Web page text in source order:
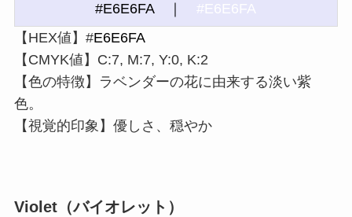
#E6E6FA ｜
#E6E6FA
【HEX値】#E6E6FA
【CMYK値】C:7, M:7, Y:0, K:2
【色の特徴】ラベンダーの花に由来する淡い紫
色。
【視覚的印象】優しさ、穏やか
Violet（バイオレット）